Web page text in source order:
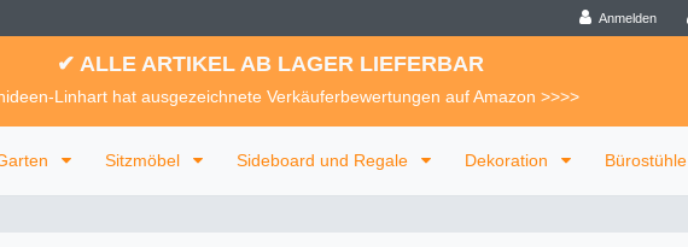
Anmelden
✔ ALLE ARTIKEL AB LAGER LIEFERBAR
Linhart hat ausgezeichnete Verkäuferbewertungen auf Amazon >>>>
Sitzmöbel Sideboard und Regale Dekoration Bürostühle